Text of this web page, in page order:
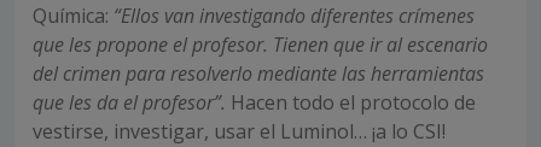
Química: “Ellos van investigando diferentes crímenes
que les propone el profesor. Tienen que ir al escenario
del crimen para resolverlo mediante las herramientas
que les da el profesor”. Hacen todo el protocolo de
vestirse, investigar, usar el Luminol… ¡a lo CSI!